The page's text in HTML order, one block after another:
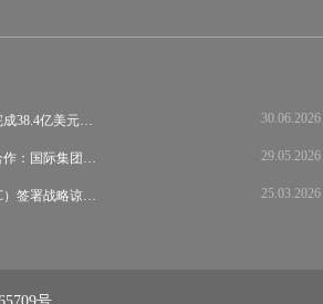
成38.4亿美元… 30.06.2026
作：国际集团… 29.05.2026
）签署战略谅… 25.03.2026